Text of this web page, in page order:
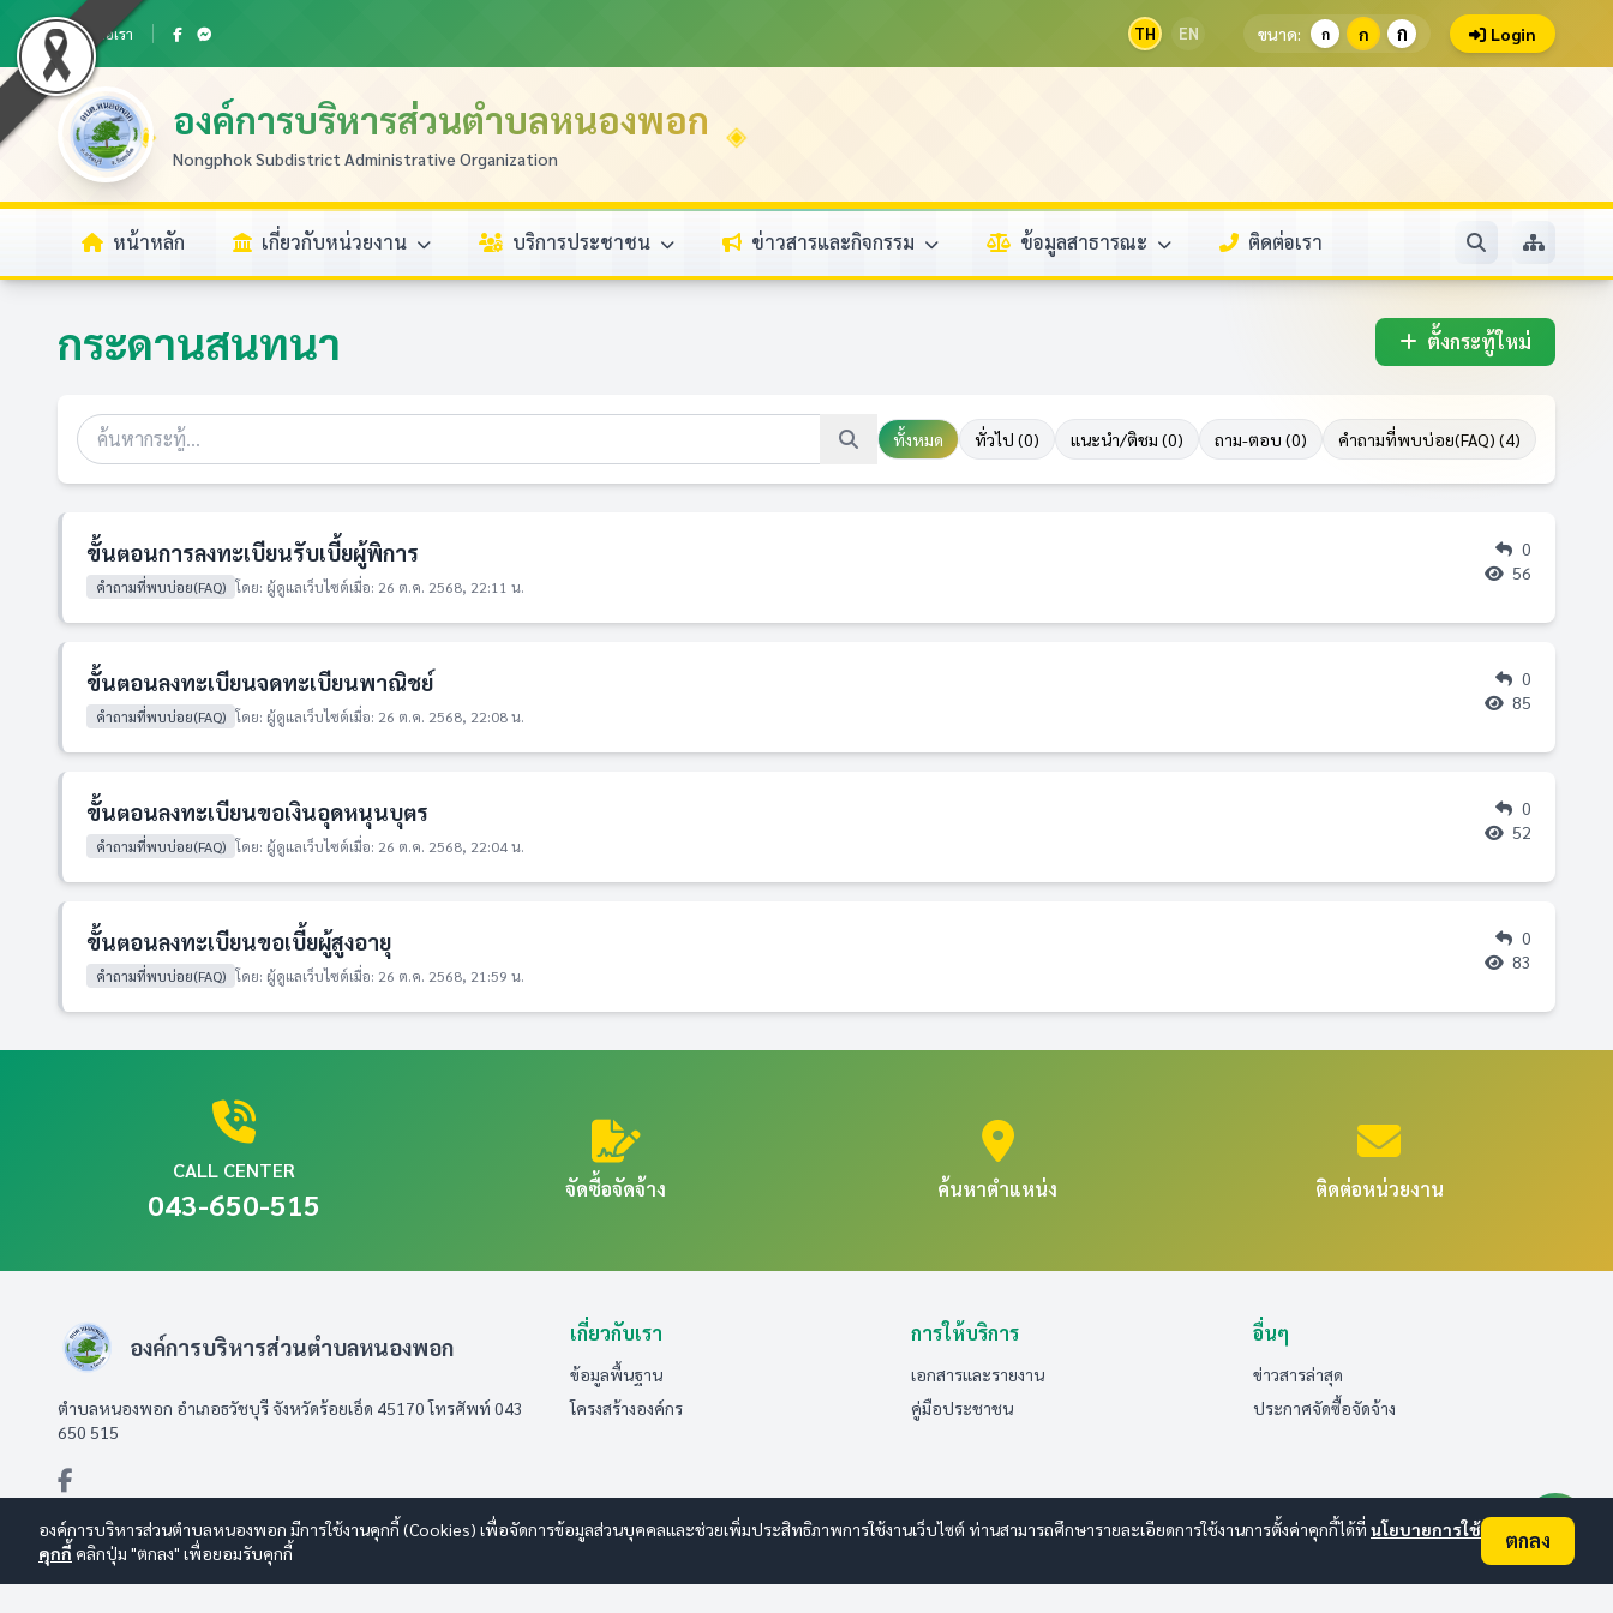
ติดต่อเรา TH EN ขนาด: ก ก ก Login
องค์การบริหารส่วนตำบลหนองพอก
Nongphok Subdistrict Administrative Organization
หน้าหลัก เกี่ยวกับหน่วยงาน บริการประชาชน ข่าวสารและกิจกรรม ข้อมูลสาธารณะ ติดต่อเรา
กระดานสนทนา ตั้งกระทู้ใหม่
ทั้งหมด ทั่วไป (0) แนะนำ/ติชม (0) ถาม-ตอบ (0) คำถามที่พบบ่อย(FAQ) (4)
ขั้นตอนการลงทะเบียนรับเบี้ยผู้พิการ
คำถามที่พบบ่อย(FAQ) โดย: ผู้ดูแลเว็บไซต์เมื่อ: 26 ต.ค. 2568, 22:11 น.
0
56
ขั้นตอนลงทะเบียนจดทะเบียนพาณิชย์
คำถามที่พบบ่อย(FAQ) โดย: ผู้ดูแลเว็บไซต์เมื่อ: 26 ต.ค. 2568, 22:08 น.
0
85
ขั้นตอนลงทะเบียนขอเงินอุดหนุนบุตร
คำถามที่พบบ่อย(FAQ) โดย: ผู้ดูแลเว็บไซต์เมื่อ: 26 ต.ค. 2568, 22:04 น.
0
52
ขั้นตอนลงทะเบียนขอเบี้ยผู้สูงอายุ
คำถามที่พบบ่อย(FAQ) โดย: ผู้ดูแลเว็บไซต์เมื่อ: 26 ต.ค. 2568, 21:59 น.
0
83
CALL CENTER
043-650-515 จัดซื้อจัดจ้าง ค้นหาตำแหน่ง ติดต่อหน่วยงาน
องค์การบริหารส่วนตำบลหนองพอก
ตำบลหนองพอก อำเภอธวัชบุรี จังหวัดร้อยเอ็ด 45170 โทรศัพท์ 043
650 515
เกี่ยวกับเรา
ข้อมูลพื้นฐาน
โครงสร้างองค์กร
การให้บริการ
เอกสารและรายงาน
คู่มือประชาชน
อื่นๆ
ข่าวสารล่าสุด
ประกาศจัดซื้อจัดจ้าง
องค์การบริหารส่วนตำบลหนองพอก มีการใช้งานคุกกี้ (Cookies) เพื่อจัดการข้อมูลส่วนบุคคลและช่วยเพิ่มประสิทธิภาพการใช้งานเว็บไซต์ ท่านสามารถศึกษารายละเอียดการใช้งานการตั้งค่าคุกกี้ได้ที่ นโยบายการใช้
คุกกี้ คลิกปุ่ม "ตกลง" เพื่อยอมรับคุกกี้ ตกลง